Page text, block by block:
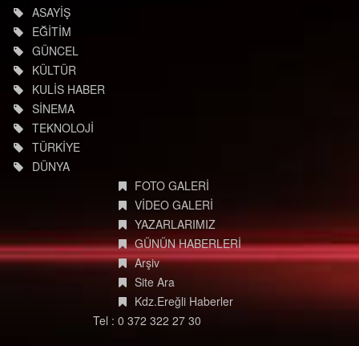
ASAYİŞ
EĞİTİM
GÜNCEL
KÜLTÜR
KULİS HABER
SİNEMA
TEKNOLOJİ
TÜRKİYE
DÜNYA
FOTO GALERİ
VİDEO GALERİ
YAZARLARIMIZ
GÜNÜN HABERLERİ
Arşiv
Site Ara
Kdz.Ereğli Haberler
Tel : 0 372 322 27 30